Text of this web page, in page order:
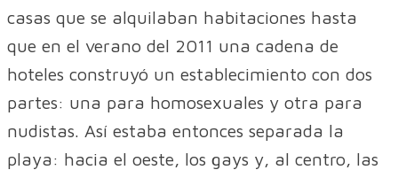
casas que se alquilaban habitaciones hasta
que en el verano del 2011 una cadena de
hoteles construyó un establecimiento con dos
partes: una para homosexuales y otra para
nudistas. Así estaba entonces separada la
playa: hacia el oeste, los gays y, al centro, las